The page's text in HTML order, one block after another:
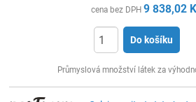
cena bez DPH 9 838,02
Do košíku
Průmyslová množství látek za